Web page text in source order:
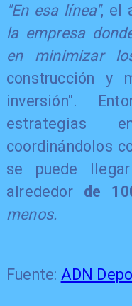
"En esa línea", el
la empresa
en minimizar
construcción y
inversión".
estrategias
coordinándolos
se puede
alrededor de
menos.
Fuente: ADN